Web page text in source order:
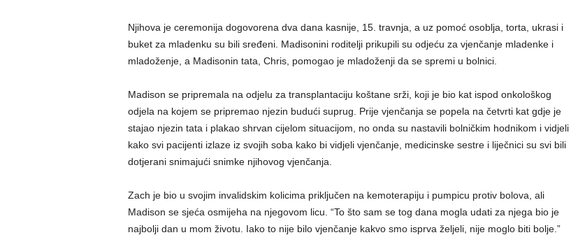
Njihova je ceremonija dogovorena dva dana kasnije, 15. travnja, a uz pomoć osoblja, torta, ukrasi i
buket za mladenku su bili sređeni. Madisonini roditelji prikupili su odjeću za vjenčanje mladenke i
mladoženje, a Madisonin tata, Chris, pomogao je mladoženji da se spremi u bolnici.
Madison se pripremala na odjelu za transplantaciju koštane srži, koji je bio kat ispod onkološkog
odjela na kojem se pripremao njezin budući suprug. Prije vjenčanja se popela na četvrti kat gdje je
stajao njezin tata i plakao shrvan cijelom situacijom, no onda su nastavili bolničkim hodnikom i vidjeli
kako svi pacijenti izlaze iz svojih soba kako bi vidjeli vjenčanje, medicinske sestre i liječnici su svi bili
dotjerani snimajući snimke njihovog vjenčanja.
Zach je bio u svojim invalidskim kolicima priključen na kemoterapiju i pumpicu protiv bolova, ali
Madison se sjeća osmijeha na njegovom licu. “To što sam se tog dana mogla udati za njega bio je
najbolji dan u mom životu. Iako to nije bilo vjenčanje kakvo smo isprva željeli, nije moglo biti bolje.”